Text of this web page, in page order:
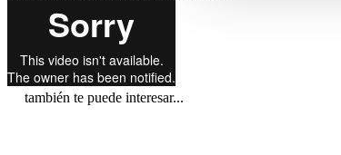
también te puede interesar...